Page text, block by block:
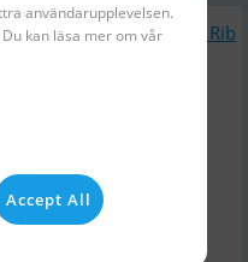
Liknande Gummibåt / Rib
till salu
användarupplevelsen.
kan läsa mer om vår
Accept All